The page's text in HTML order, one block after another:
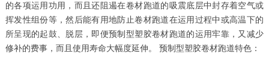
的各项运用功用，而且还阻遏在卷材跑道的吸震底层中封存着空气或
挥发性组份等，然后能有用地防止卷材跑道在运用过程中或高温下的
所呈现的起鼓、脱层，即便预制型塑胶卷材跑道的运用牢靠，又减少
修补的费事，而且使用寿命大幅度延伸。 预制型塑胶卷材跑道特色：